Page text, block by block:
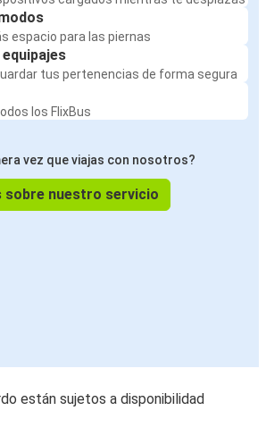
espacio para las piernas
tus pertenencias de forma segura
los FlixBus
vez que viajas con nosotros?
sobre nuestro servicio
están sujetos a disponibilidad